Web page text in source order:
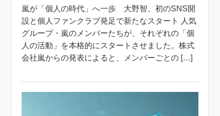
嵐が「個人の時代」へ一歩 大野智、初のSNS開
設と個人ファンクラブ発足で新たなスタート 人気
グループ・嵐のメンバーたちが、それぞれの「個
人の活動」を本格的にスタートさせました。株式
会社嵐からの発表によると、メンバーごとの […]